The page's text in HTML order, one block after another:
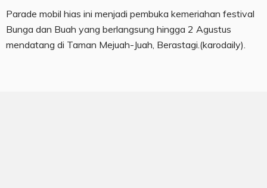
Parade mobil hias ini menjadi pembuka kemeriahan festival
Bunga dan Buah yang berlangsung hingga 2 Agustus
mendatang di Taman Mejuah-Juah, Berastagi.(karodaily).